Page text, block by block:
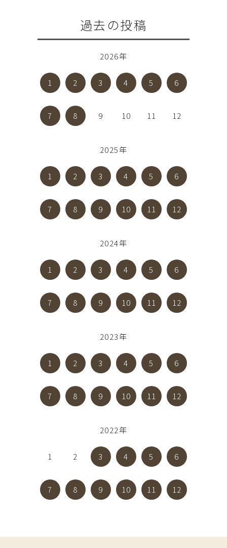
過去の投稿
2026年
1 2 3 4 5 6
7 8 9 10 11 12
2025年
1 2 3 4 5 6
7 8 9 10 11 12
2024年
1 2 3 4 5 6
7 8 9 10 11 12
2023年
1 2 3 4 5 6
7 8 9 10 11 12
2022年
1 2 3 4 5 6
7 8 9 10 11 12